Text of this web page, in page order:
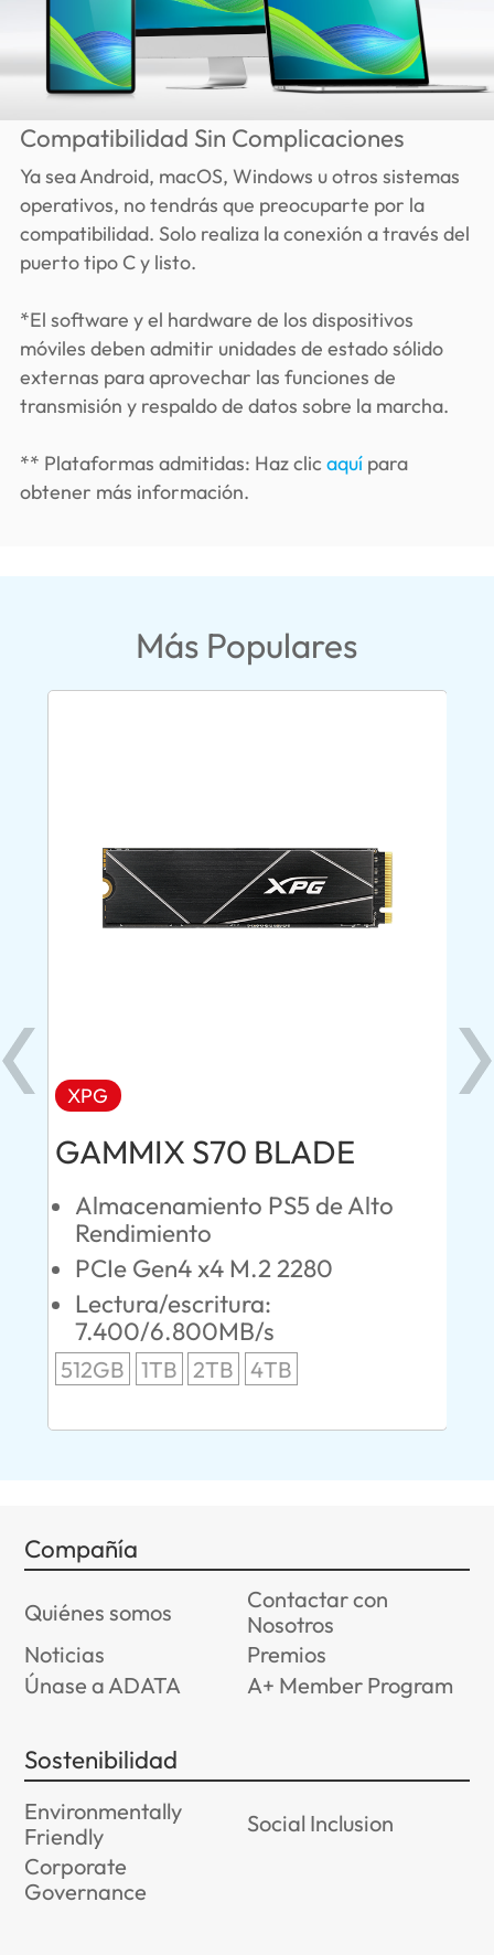
Compatibilidad Sin Complicaciones
Ya sea Android, macOS, Windows u otros sistemas
operativos, no tendrás que preocuparte por la
compatibilidad. Solo realiza la conexión a través del
puerto tipo C y listo.
*El software y el hardware de los dispositivos
móviles deben admitir unidades de estado sólido
externas para aprovechar las funciones de
transmisión y respaldo de datos sobre la marcha.
** Plataformas admitidas: Haz clic aquí para
obtener más información.
Más Populares
XPG
GAMMIX S70 BLADE
Almacenamiento PS5 de Alto
Rendimiento
PCIe Gen4 x4 M.2 2280
Lectura/escritura:
7.400/6.800MB/s
512GB 1TB 2TB 4TB
Compañía
Quiénes somos
Contactar con
Nosotros
Noticias
Premios
Únase a ADATA
A+ Member Program
Sostenibilidad
Environmentally
Friendly
Social Inclusion
Corporate
Governance